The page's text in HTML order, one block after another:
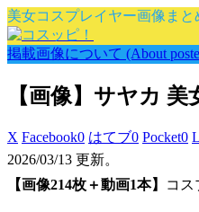
美女コスプレイヤー画像まと
掲載画像について (About
【画像】サヤカ
X Facebook0 はてブ0 Pocket0
2026/03/13 更新。
【画像214枚＋動画1本】
コス